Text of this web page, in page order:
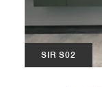
SIR S02